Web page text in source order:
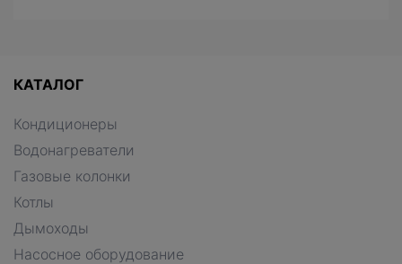
КАТАЛОГ
Кондиционеры
Водонагреватели
Газовые колонки
Котлы
Дымоходы
Насосное оборудование